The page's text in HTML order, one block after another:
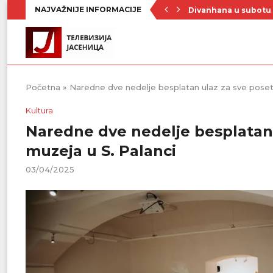
NAJVAŽNIJE INFORMACIJE Divanhana u
Početna » Naredne dve nedelje besplatan ulaz za sve
Kultura
Naredne dve nedelje
muzeja u S. Palanci
03/04/2025